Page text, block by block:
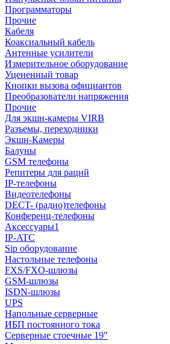
Программаторы
Прочие
Кабеля
Коаксиальный кабель
Антенные усилители
Измерительное оборудование
Уцененный товар
Кнопки вызова официантов
Преобразователи напряжения
Прочие
Для экшн-камеры VIRB
Разъемы, переходники
Экшн-Камеры
Балуны
GSM телефоны
Репитеры для раций
IP-телефоны
Видеотелефоны
DECT- (радио)телефоны
Конференц-телефоны
Аксессуары1
IP-ATC
Sip оборудование
Настольные телефоны
FXS/FXO-шлюзы
GSM-шлюзы
ISDN-шлюзы
UPS
Напольные серверные
ИБП постоянного тока
Серверные стоечные 19"